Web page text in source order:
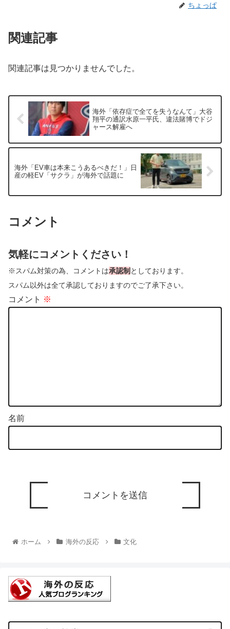
ちょっぱ
関連記事
関連記事は見つかりませんでした。
海外「依存症で全てを失うなんて」大谷
翔平の通訳水原一平氏、違法賭博でドジ
ャース解雇へ
海外「EV車は本来こうあるべきだ！」日
産の軽EV「サクラ」が海外で話題に
コメント
気軽にコメントください！
※スパム対策の為、コメントは承認制 としております。
スパム以外は全て承認しておりますのでご了承下さい。
コメント ※
名前
ホーム 海外の反応 文化